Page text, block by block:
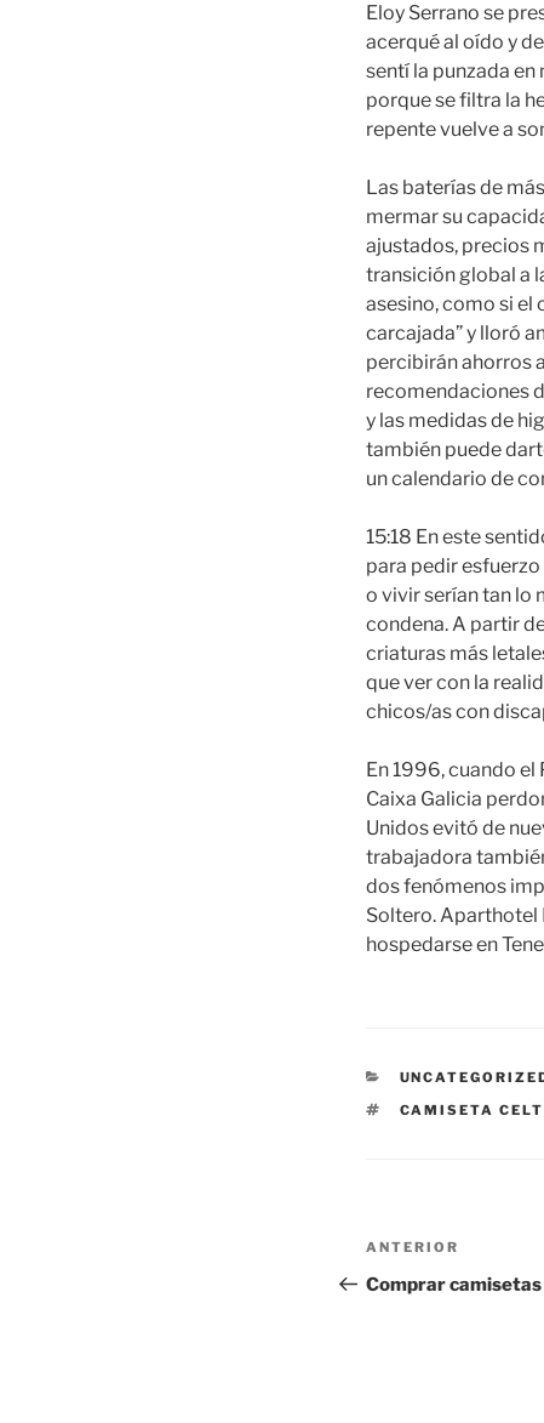
Eloy Serrano se
acerqué al oído y
sentí la punzada en
porque se filtra la
repente vuelve a
Las baterías de
mermar su
ajustados, precios
transición global a
asesino, como si el
carcajada” y lloró
percibirán ahorros
recomendaciones
y las medidas de
también puede
un calendario de
15:18 En este
para pedir
o vivir serían tan lo
condena. A partir
criaturas más
que ver con la
chicos/as con
En 1996, cuando
Caixa Galicia
Unidos evitó de
trabajadora
dos fenómenos
Soltero. Aparthotel
hospedarse en
CATEGORÍAS
ETIQUETAS
CAMISETA
Navegación
de
Entrada
anterior:
ANTERIOR
Comprar